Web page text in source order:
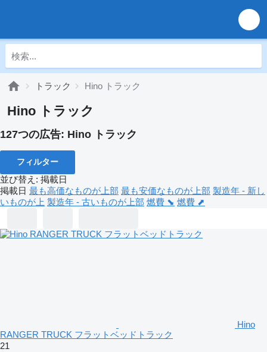
トラック Hino トラック
Hino トラック
127つの広告: Hino トラック
フィルター
並び替え : 掲載日
掲載日 最も高価なものが上部 最も安価なものが上部 製造年 - 新し
いものが上 製造年 - 古いものが上部 燃費 ⬊ 燃費 ⬈
Hino
RANGER TRUCK フラットベッドトラック
21